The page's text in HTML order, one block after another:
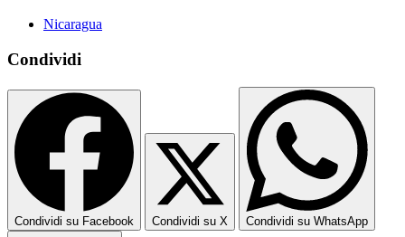
Nicaragua
Condividi
Condividi su Facebook Condividi su X Condividi su WhatsApp